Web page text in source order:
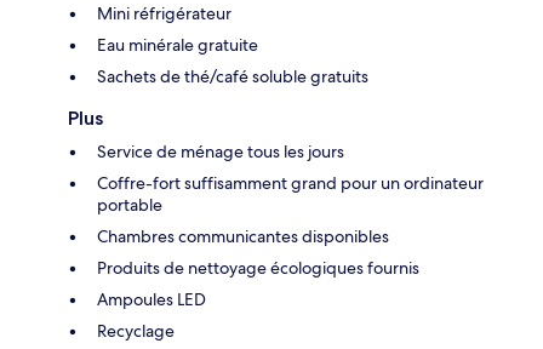
Mini réfrigérateur
Eau minérale gratuite
Sachets de thé/café soluble gratuits
Plus
Service de ménage tous les jours
Coffre-fort suffisamment grand pour un ordinateur
portable
Chambres communicantes disponibles
Produits de nettoyage écologiques fournis
Ampoules LED
Recyclage